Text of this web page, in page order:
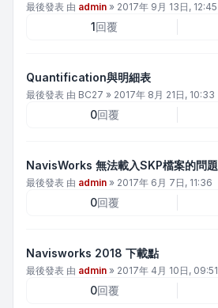
最後發表 由 admin » 2017年 9月 13日, 12:45
1回覆
Quantification與明細表
最後發表 由 BC27 » 2017年 8月 21日, 10:33
0回覆
NavisWorks 無法載入SKP檔案的問題
最後發表 由 admin » 2017年 6月 7日, 11:36
0回覆
Navisworks 2018 下載點
最後發表 由 admin » 2017年 4月 10日, 09:51
0回覆